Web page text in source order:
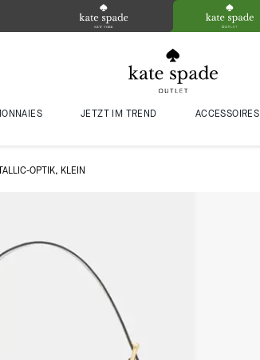
JETZT IM TREND ACCESSOIRES
OPTIK, KLEIN